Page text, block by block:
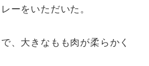
ーをいただいた。
、大きなもも肉が柔らかく